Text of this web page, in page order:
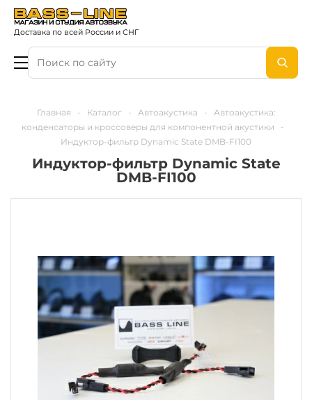
Доставка по всей России и СНГ
Главная - Каталог - Автоакустика -
Автоакустика:
конденсаторы и кроссоверы для компонентной акустики
-
Индуктор-фильтр Dynamic State DMB-FI100
Индуктор-фильтр Dynamic State
DMB-FI100